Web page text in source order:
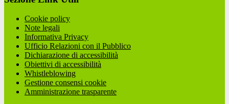
Cookie policy
Note legali
Informativa Privacy
Ufficio Relazioni con il Pubblico
Dichiarazione di accessibilità
Obiettivi di accessibilità
Whistleblowing
Gestione consensi cookie
Amministrazione trasparente